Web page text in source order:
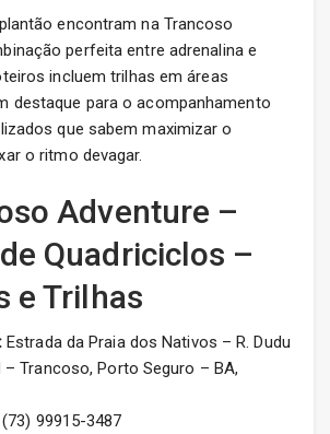
encontram na Trancoso
perfeita entre adrenalina e
incluem trilhas em áreas
destaque para o acompanhamento
que sabem maximizar o
o ritmo devagar.
Adventure –
Quadriciclos –
e Trilhas
Estrada da Praia dos Nativos – R. Dudu
– Trancoso, Porto Seguro – BA,
99915-3487